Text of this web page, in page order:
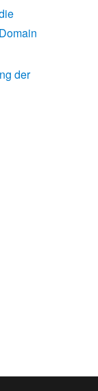
der